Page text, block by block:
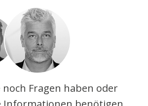
noch Fragen haben oder